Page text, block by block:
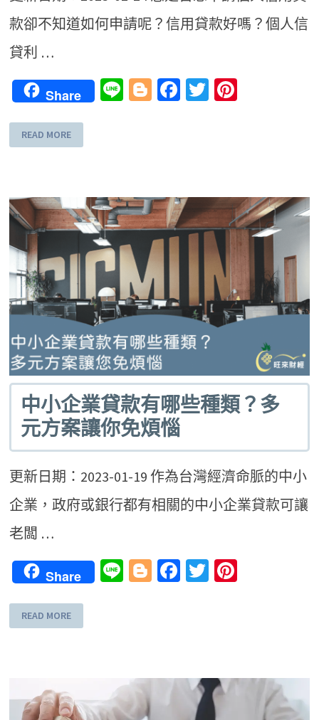
款卻不知道如何申請呢？信用貸款好嗎？個人信
貸利 …
Share LineBlogger
Facebook
Twitter
READ MORE
中小企業貸款有哪些種類？多
元方案讓你免煩惱
更新日期：2023-01-19 作為台灣經濟命脈的中小
企業，政府或銀行都有相關的中小企業貸款可讓
老闆 …
Share LineBlogger
Facebook
Twitter
READ MORE